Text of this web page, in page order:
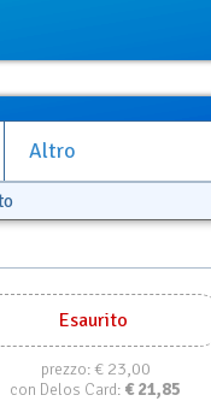
Altro
Esaurito
prezzo:€ 23,00
con Delos Card: € 21,85